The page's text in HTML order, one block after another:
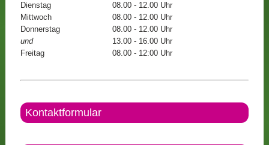
Dienstag
08.00 - 12.00 Uhr
Mittwoch
08.00 - 12.00 Uhr
Donnerstag
08.00 - 12.00 Uhr
und
13.00 - 16.00 Uhr
Freitag
08.00 - 12:00 Uhr
Kontaktformular